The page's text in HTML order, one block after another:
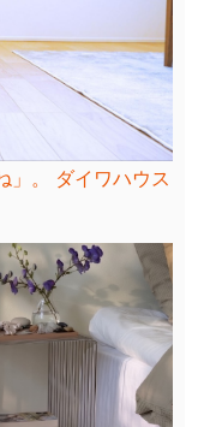
」。 ダイワハウス